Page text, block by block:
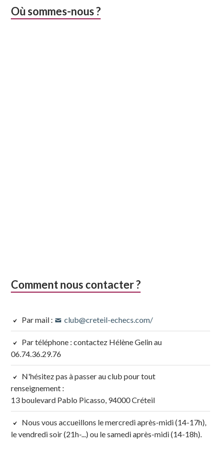
Colonne
Où sommes-nous ?
Comment nous contacter ?
Par mail : club@creteil-echecs.com/
Par téléphone : contactez Hélène Gelin au
06.74.36.29.76
N'hésitez pas à passer au club pour tout
renseignement :
13 boulevard Pablo Picasso, 94000 Créteil
Nous vous accueillons le mercredi après-midi (14-17h),
le vendredi soir (21h-...) ou le samedi après-midi (14-18h).